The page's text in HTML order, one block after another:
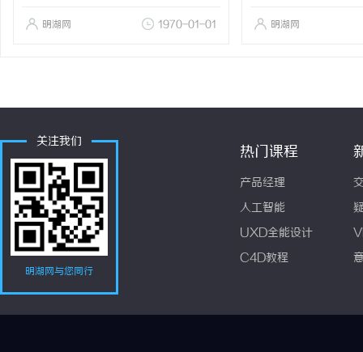
明湖网 1970-01-01 明湖网
关注我们
明湖网与您同行
热门课程
产品经理
人工智能
UXD全能设计
C4D教程